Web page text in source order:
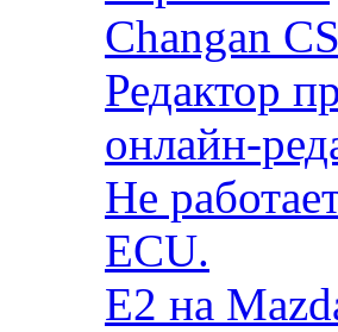
Changan
Редактор
онлайн-
Не
ECU.
E2 на